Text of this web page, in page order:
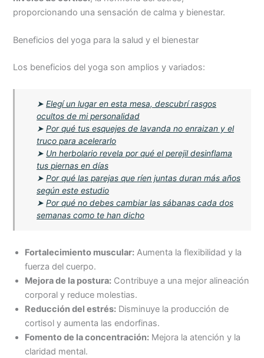
proporcionando una sensación de calma y bienestar.
Beneficios del yoga para la salud y el bienestar
Los beneficios del yoga son amplios y variados:
➤Elegí un lugar en esta mesa, descubrí rasgos
ocultos de mi personalidad
➤Por qué tus esquejes de lavanda no enraizan y el
truco para acelerarlo
➤ Un herbolario revela por qué el perejil desinflama
tus piernas en días
➤Por qué las parejas que ríen juntas duran más años
según este estudio
➤Por qué no debes cambiar las sábanas cada dos
semanas como te han dicho
Fortalecimiento muscular: Aumenta la flexibilidad y la
fuerza del cuerpo.
Mejora de la postura: Contribuye a una mejor alineación
corporal y reduce molestias.
Reducción del estrés: Disminuye la producción de
cortisol y aumenta las endorfinas.
Fomento de la concentración: Mejora la atención y la
claridad mental.